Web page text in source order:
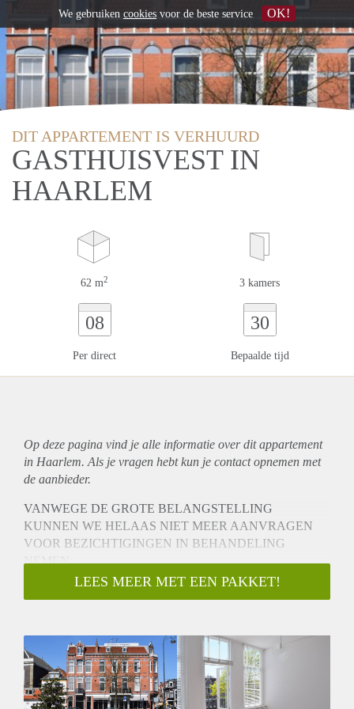
DIT APPARTEMENT IS VERHUURD
GASTHUISVEST IN
HAARLEM
62 m2 3 kamers
08
Per direct
30
Bepaalde tijd
Op deze pagina vind je alle informatie over ditappartement
in Haarlem. Als je vragen hebt kun je contact opnemen met
de aanbieder.
VANWEGE DE GROTE BELANGSTELLING
KUNNEN WE HELAAS NIET MEER AANVRAGEN
VOOR BEZICHTIGINGEN IN BEHANDELING
NEMEN
Dit recent fraai gerenoveerde appartement met moderne
keuken en badkamer, houten vloeren, 2 slaapkamers en
cafes, restaurants en musea dichtbij. Kenmerkend voor de
bouwperiode zijn het hoge plafond en de grote ramen (zuid).
Indeling:
Begane grond, fietsenberging, entree en trap naar:
LEES MEER MET EEN PAKKET!
We gebruiken cookies voor de beste service OK!